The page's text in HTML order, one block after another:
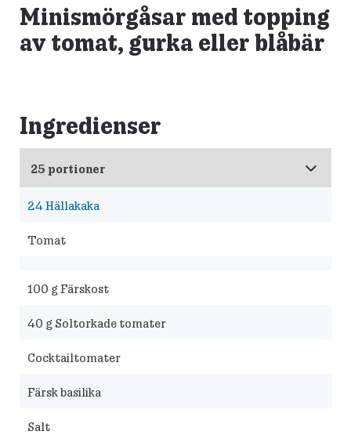
Minismörgåsar med topping
av tomat, gurka eller blåbär
Ingredienser
24Hällakaka
Tomat
100 g Färskost
40 g Soltorkade tomater
Cocktailtomater
Färsk basilika
Salt